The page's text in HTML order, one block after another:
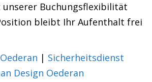
Buchungsflexibilität
bleibt Ihr Aufenthalt frei
| Sicherheitsdienst
Design Oederan